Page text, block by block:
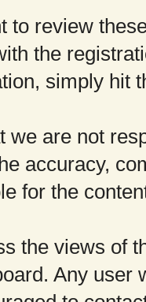
to review
the
simply hit
we are not
accuracy,
for the
the views of
Any user